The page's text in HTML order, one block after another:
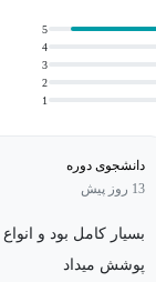
1
2
3
4
5
دانشجوی دوره
13 روز پیش
بسیار کامل بود و
پوشش میداد